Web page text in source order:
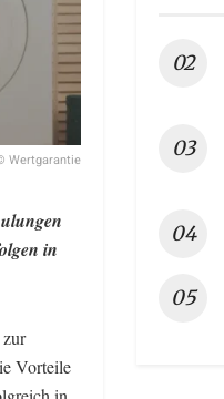
Wertgarantie
in
Vorteile